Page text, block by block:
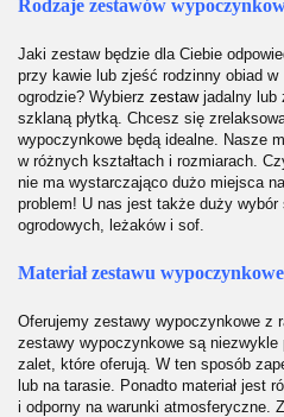
Rodzaje zestawów
Jaki zestaw będzie dla Ciebie
przy kawie lub zjeść rodzinny obiad w
ogrodzie? Wybierz zestaw jadalny lub
szklaną płytką. Chcesz się
wypoczynkowe będą idealne. Nasze
w różnych kształtach i rozmiarach.
nie ma wystarczająco dużo miejsca
problem! U nas jest także duży wybór
ogrodowych, leżaków i sof.
Materiał zestawu
Oferujemy zestawy wypoczynkowe z
zestawy wypoczynkowe są niezwykle
zalet, które oferują. W ten sposób
lub na tarasie. Ponadto materiał jest
i odporny na warunki atmosferyczne.